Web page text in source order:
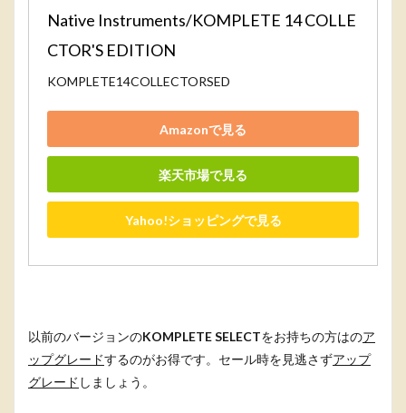
Native Instruments/KOMPLETE 14 COLLE
CTOR'S EDITION
KOMPLETE14COLLECTORSED
Amazonで見る
楽天市場で見る
Yahoo!ショッピングで見る
以前のバージョンのKOMPLETE SELECTをお持ちの方はのア
ップグレードするのがお得です。セール時を見逃さずアップ
グレード しましょう。